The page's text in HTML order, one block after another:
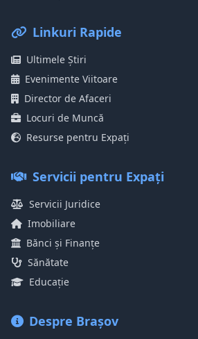
Linkuri Rapide
Ultimele Știri
Evenimente Viitoare
Director de Afaceri
Locuri de Muncă
Resurse pentru Expați
Servicii pentru Expați
Servicii Juridice
Imobiliare
Bănci și Finanțe
Sănătate
Educație
Despre Brașov